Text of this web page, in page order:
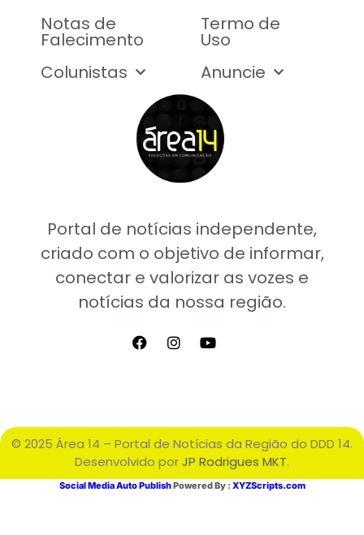
Portal de notícias independente,
criado com o objetivo de informar,
conectar e valorizar as vozes e
notícias da nossa região.
Notas de
Falecimento
Colunistas
Termo de
Uso
Anuncie
© 2025 Área 14 – Portal de Notícias da Região do DDD 14.
Desenvolvido porJP Rodrigues MKT.
Social Media Auto PublishPowered By : XYZScripts.com